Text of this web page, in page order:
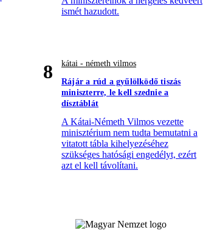
ismét hazudott.
8
kátai - németh vilmos
Rájár a rúd a gyűlölködő tiszás
miniszterre, le kell szednie a
dísztáblát
A Kátai-Németh Vilmos vezette
minisztérium nem tudta bemutatni a
vitatott tábla kihelyezéséhez
szükséges hatósági engedélyt, ezért
azt el kell távolítani.